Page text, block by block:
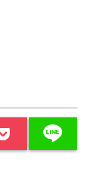
line